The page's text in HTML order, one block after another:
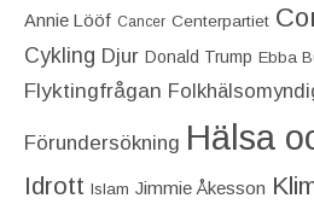
Annie Lööf Cancer Centerpartiet‎
Cykling Djur Donald Trump Ebba
Flyktingfrågan
Förundersökning Hälsa
Idrott Islam Jimmie Åkesson